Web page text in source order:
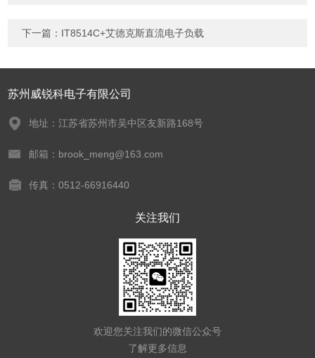
下一篇： IT8514C+艾德克斯直流电子负载
苏州威锐科电子有限公司
地址：江苏省苏州市吴中区友新路168号
邮箱：brook_meng@163.com
传真：0512-66916440
关注我们
欢迎您关注我们的微信公众号
了解更多信息